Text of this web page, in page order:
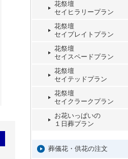
花祭壇
セイヒラリープラン
花祭壇
セイプレイトプラン
花祭壇
セイスペードプラン
花祭壇
セイテッドプラン
花祭壇
セイクラークプラン
お花いっぱいの
１日葬プラン
葬儀花・供花の注文